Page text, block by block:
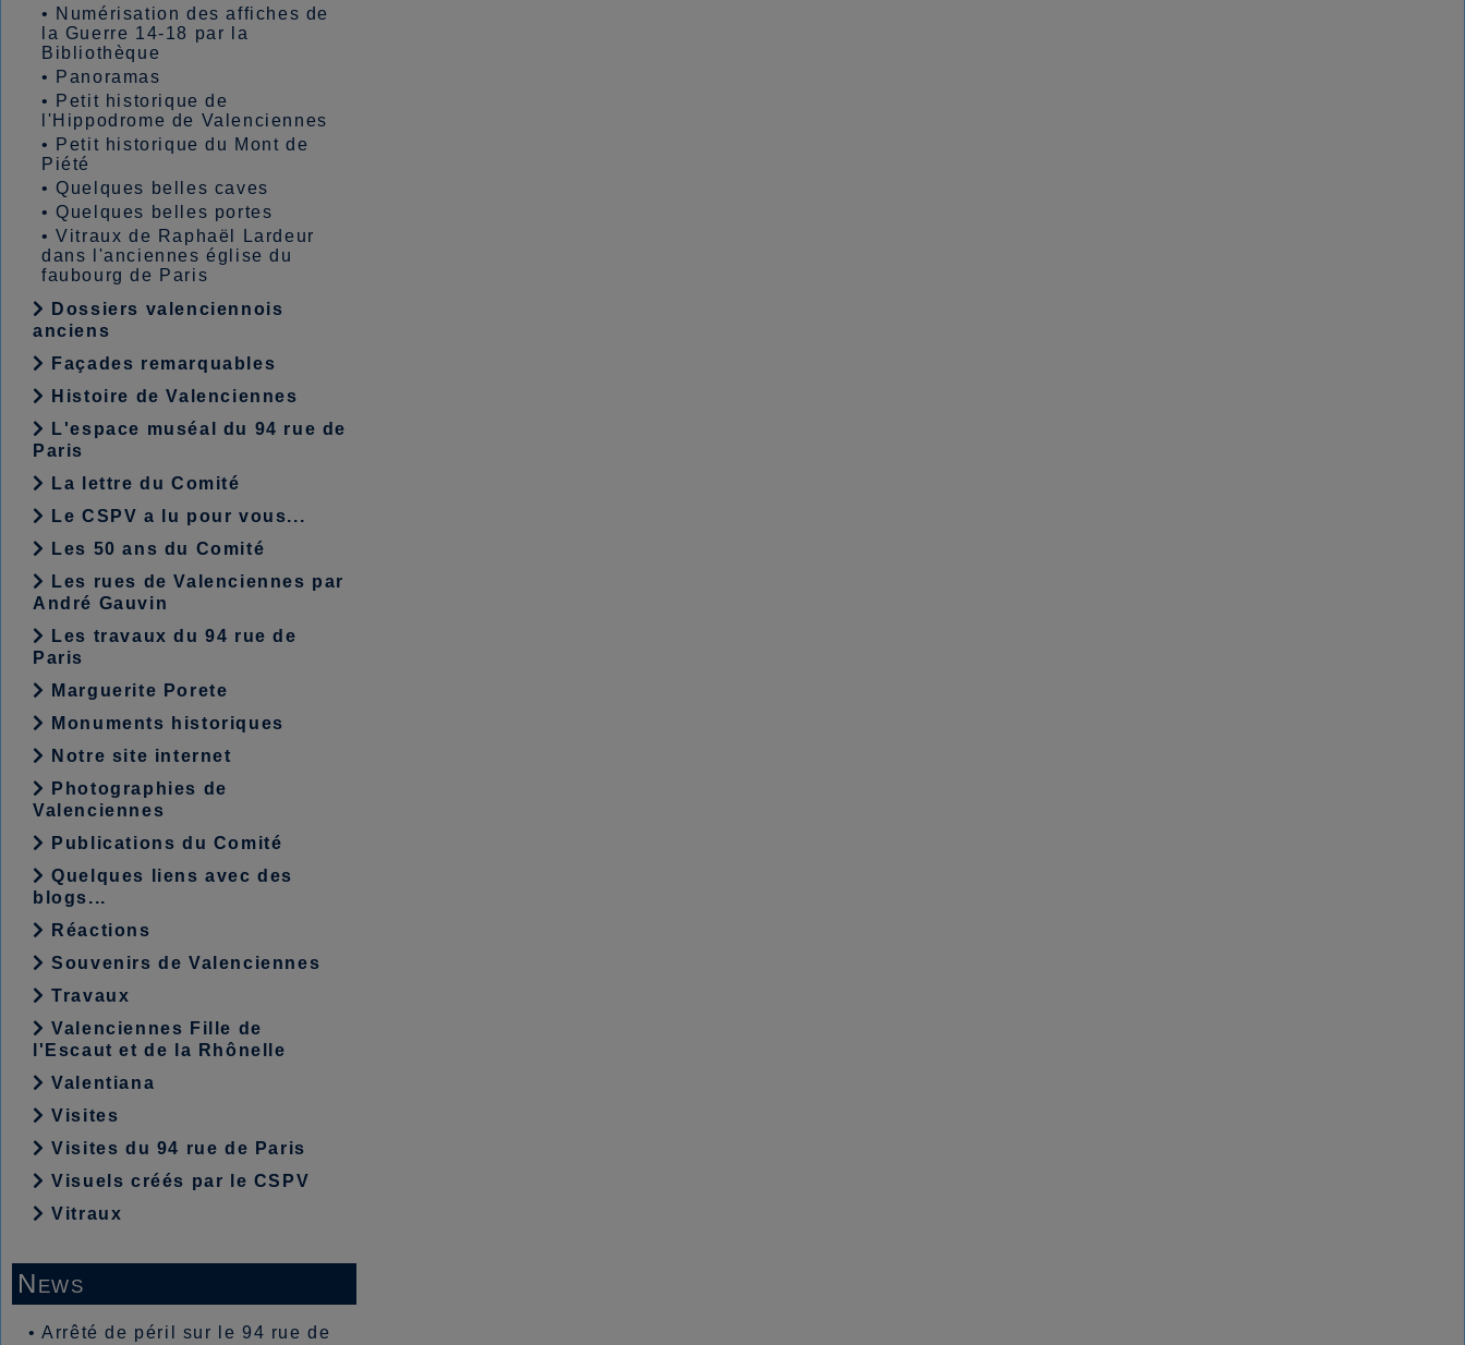
• Numérisation des affiches de
la Guerre 14-18 par la
Bibliothèque
•
Panoramas
•
Petit historique de
l'Hippodrome de Valenciennes
•
Petit historique du Mont de
Piété
•Quelques belles caves
•Quelques belles portes
•Vitraux de Raphaël Lardeur
dans l'anciennes église du
faubourg de Paris
Dossiers valenciennois
anciens
Façades remarquables
Histoire de Valenciennes
L'espace muséal du 94 rue de
Paris
La lettre du Comité
Le CSPV a lu pour vous...
Les 50 ans du Comité
Les rues de Valenciennes par
André Gauvin
Les travaux du 94 rue de
Paris
Marguerite Porete
Monuments historiques
Notre site internet
Photographies de
Valenciennes
Publications du Comité
Quelques liens avec des
blogs...
Réactions
Souvenirs de Valenciennes
Travaux
Valenciennes Fille de
l'Escaut et de la Rhônelle
Valentiana
Visites
Visites du 94 rue de Paris
Visuels créés par le CSPV
Vitraux
News
•Arrêté de péril sur le 94 rue de